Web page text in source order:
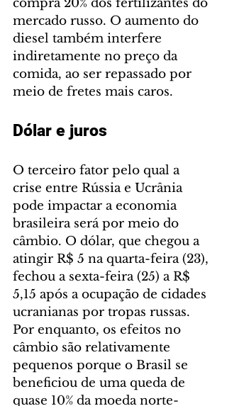
compra 20% dos fertilizantes do
mercado russo. O aumento do
diesel também interfere
indiretamente no preço da
comida, ao ser repassado por
meio de fretes mais caros.
Dólar e juros
O terceiro fator pelo qual a
crise entre Rússia e Ucrânia
pode impactar a economia
brasileira será por meio do
câmbio. O dólar, que chegou a
atingir R$ 5 na quarta-feira (23),
fechou a sexta-feira (25) a R$
5,15 após a ocupação de cidades
ucranianas por tropas russas.
Por enquanto, os efeitos no
câmbio são relativamente
pequenos porque o Brasil se
beneficiou de uma queda de
quase 10% da moeda norte-